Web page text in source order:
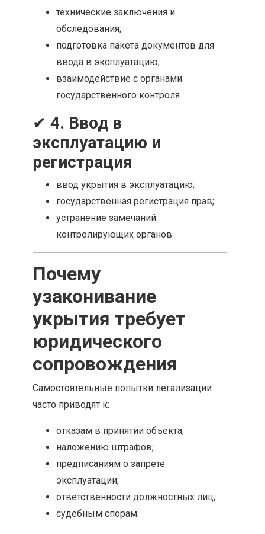
технические заключения и
обследования;
подготовка пакета документов для
ввода в эксплуатацию;
взаимодействие с органами
государственного контроля.
✔ 4. Ввод в
эксплуатацию и
регистрация
ввод укрытия в эксплуатацию;
государственная регистрация прав;
устранение замечаний
контролирующих органов.
Почему
узаконивание
укрытия требует
юридического
сопровождения
Самостоятельные попытки легализации
часто приводят к:
отказам в принятии объекта;
наложению штрафов;
предписаниям о запрете
эксплуатации;
ответственности должностных лиц;
судебным спорам.